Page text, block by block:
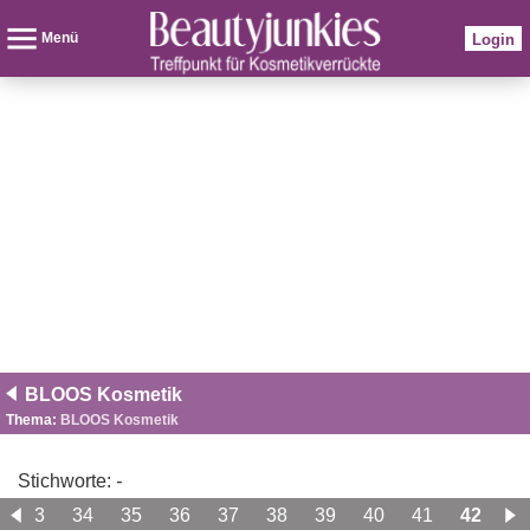
Menü Login
BLOOS Kosmetik
Thema: BLOOS Kosmetik
Stichworte: -
33
34 35 36 37 38 39 40 41 42